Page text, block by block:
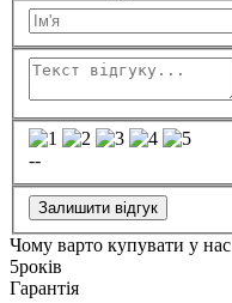
--
Залишити відгук
Чому варто купувати у нас
5років
Гарантія